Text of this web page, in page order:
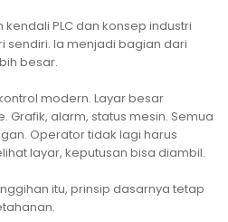
PLC dan konsep industri
sendiri. Ia menjadi bagian dari
besar.
modern. Layar besar
alarm, status mesin. Semua
Operator tidak lagi harus
layar, keputusan bisa diambil.
itu, prinsip dasarnya tetap